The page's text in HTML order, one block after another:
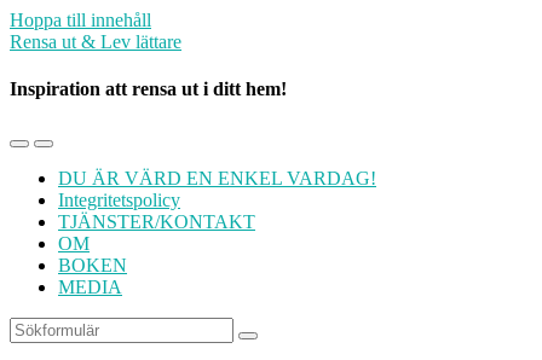
Hoppa till innehåll
Rensa ut & Lev lättare
Inspiration att rensa ut i ditt hem!
Slå
mobilmenyn
Slå
på/av
sökfältet
DU ÄR VÄRD EN ENKEL VARDAG!
Integritetspolicy
TJÄNSTER/KONTAKT
OM
BOKEN
MEDIA
Sök